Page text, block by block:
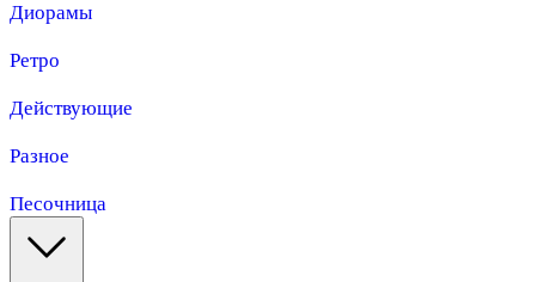
Диорамы
Ретро
Действующие
Разное
Песочница